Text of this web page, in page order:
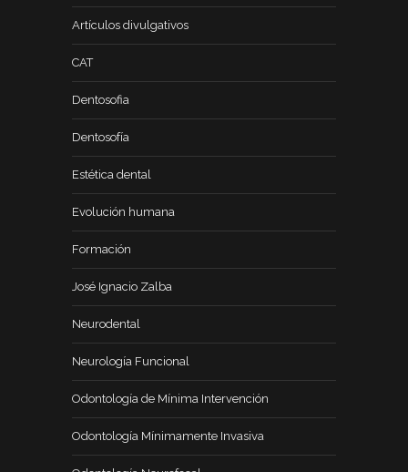
Artículos divulgativos
CAT
Dentosofia
Dentosofía
Estética dental
Evolución humana
Formación
José Ignacio Zalba
Neurodental
Neurología Funcional
Odontología de Mínima Intervención
Odontología Mínimamente Invasiva